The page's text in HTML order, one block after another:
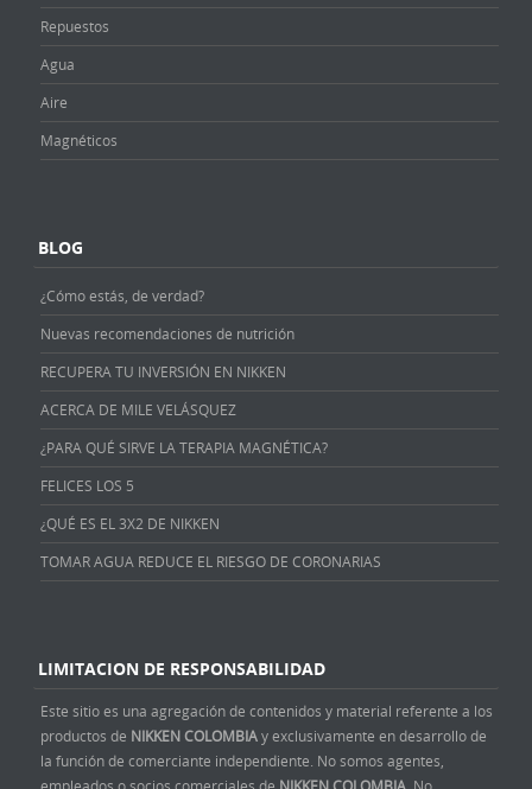
Repuestos
Agua
Aire
Magnéticos
BLOG
¿Cómo estás, de verdad?
Nuevas recomendaciones de nutrición
RECUPERA TU INVERSIÓN EN NIKKEN
ACERCA DE MILE VELÁSQUEZ
¿PARA QUÉ SIRVE LA TERAPIA MAGNÉTICA?
FELICES LOS 5
¿QUÉ ES EL 3X2 DE NIKKEN
TOMAR AGUA REDUCE EL RIESGO DE CORONARIAS
LIMITACION DE RESPONSABILIDAD
Este sitio es una agregación de contenidos y material referente a los
productos de NIKKEN COLOMBIAy exclusivamente en desarrollo de
la función de comerciante independiente. No somos agentes,